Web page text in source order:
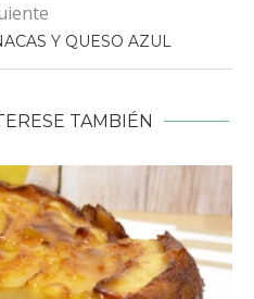
Y QUESO AZUL
TAMBIÉN